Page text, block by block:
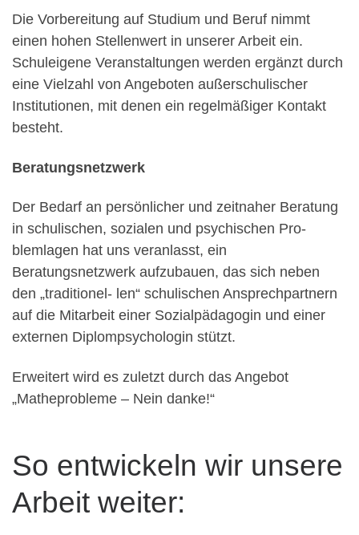
Die Vorbereitung auf Studium und Beruf nimmt
einen hohen Stellenwert in unserer Arbeit ein.
Schuleigene Veranstaltungen werden ergänzt durch
eine Vielzahl von Angeboten außerschulischer
Institutionen, mit denen ein regelmäßiger Kontakt
besteht.
Beratungsnetzwerk
Der Bedarf an persönlicher und zeitnaher Beratung
in schulischen, sozialen und psychischen Pro-
blemlagen hat uns veranlasst, ein
Beratungsnetzwerk aufzubauen, das sich neben
den „traditionel- len“ schulischen Ansprechpartnern
auf die Mitarbeit einer Sozialpädagogin und einer
externen Diplompsychologin stützt.
Erweitert wird es zuletzt durch das Angebot
„Matheprobleme – Nein danke!“
So entwickeln wir unsere
Arbeit weiter: